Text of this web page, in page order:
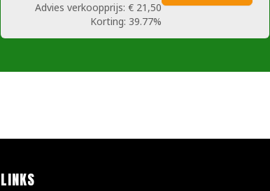
Advies verkoopprijs: € 21,50
Korting: 39.77%
LINKS